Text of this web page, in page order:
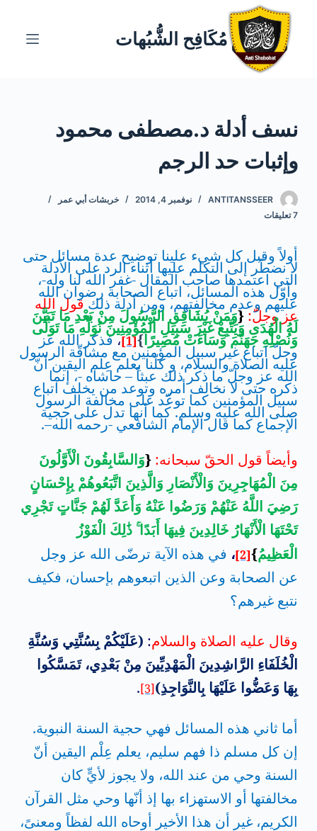
مُكَافِح الشُّبُهات
نسف أدلة د.مصطفى محمود
وإثبات حد الرجم
ANTITANSSEER نوفمبر 4, 2014
خربشات أبي عمر
7 تعليقات
أولاً وقبل كل شيء علينا توضيح عدة مسائل حتى
لا نضطّر إلى التكلم عليها أثناء الرد على الأدلة
التي اعتمدها صاحب المقال -غفر الله لنا وله-،
وأوّل هذه المسائل، اتباع الصحابة رضوان الله
عليهم وعدم مخالفتهم، ومن أدلة ذلك قول الله
عز وجلّ: {وَمَنْ يُشَاقِقِ الرَّسُولَ مِنْ بَعْدِ مَا تَبَيَّنَ
لَهُ الْهُدَى وَيَتَّبِعْ غَيْرَ سَبِيلِ الْمُؤْمِنِينَ نُوَلِّهِ مَا تَوَلَّى
وَنُصْلِهِ جَهَنَّمَ وَسَاءَتْ مَصِيرًا}
[1]،فذكر الله عز
وجلّ اتباع غير سبيل المؤمنين مع مشاقّة الرسول
عليه الصلاة والسلام، و كلّنا يعلم عِلم اليقين أنّ
الله عز وجلّ ما ذكر ذلك عبثاً – حاشاه -، إنما
ذكره حتى لا نخالف أمره وتوعد من يخلف اتباع
سبيل المؤمنين كما توعّد على مخالفة الرسول
صلى الله عليه وسلم. كما أنها تدل على حجية
الإجماع كما قال الإمام الشافعي -رحمه الله–
.
وأيضاً قول الحقّ سبحانه: {وَالسَّابِقُونَ الْأَوَّلُونَ
مِنَ الْمُهَاجِرِينَ وَالْأَنْصَارِ وَالَّذِينَ اتَّبَعُوهُمْ بِإِحْسَانٍ
رَضِيَ اللَّهُ عَنْهُمْ وَرَضُوا عَنْهُ وَأَعَدَّ لَهُمْ جَنَّاتٍ تَجْرِي
تَحْتَهَا الْأَنْهَارُ خَالِدِينَ فِيهَا أَبَدًا ذَٰلِكَ الْفَوْزُ
الْعَظِيمُ}
[2]، في هذه الآية ترضّى الله عز وجل
عن الصحابة وعن الذين اتبعوهم بإحسان، فكيف
نتبع غيرهم؟
وقال عليه الصلاة والسلام: (عَلَيْكُمْ بِسُنَّتِي وَسُنَّةِ
الْخُلَفَاءِ الرَّاشِدِينَ الْمَهْدِيِّينَ مِنْ بَعْدِي، تَمَسَّكُوا
بِهَا وَعَضُّوا عَلَيْهَا بِالنَّوَاجِذِ)[3]
.
أما ثاني هذه المسائل فهي حجية السنة النبوية.
إن كل مسلم ذا فهم سليم، يعلم عِلْم اليقين أنّ
السنة وحي من عند الله، ولا يجوز لأيٍّ كان
مخالفتها أو الاستهزاء بها إذ أنّها وحي مثل القرآن
الكريم، غير أن هذا الأخير أوحاه الله لفظاً ومعنىً،